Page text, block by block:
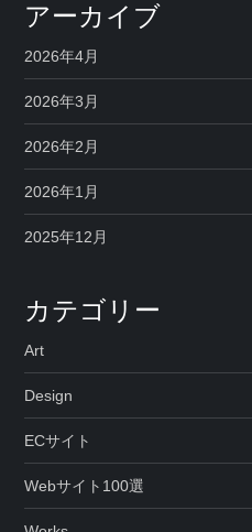
アーカイブ
2026年4月
2026年3月
2026年2月
2026年1月
2025年12月
カテゴリー
Art
Design
ECサイト
Webサイト100選